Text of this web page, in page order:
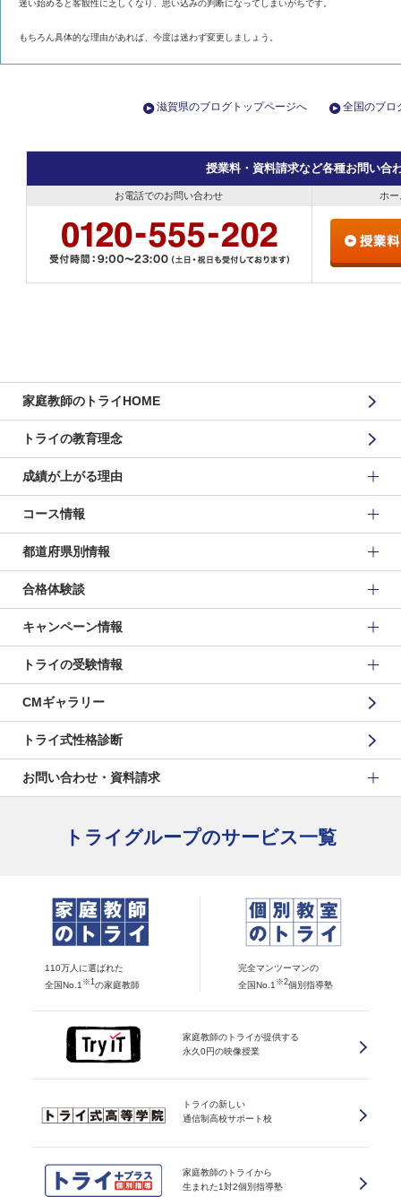
迷い始めると客観性に乏しくなり、 思い込みの判断になってしまいがちです。
もちろん具体的な理由があれば、今度は迷わず変更しましょう。
滋賀県のブログトップページへ 全国のブロ
授業料・資料請求など各種お問い合
お電話でのお問い合わせ ホ
家庭教師のトライHOME
トライの教育理念
成績が上がる理由
コース情報
都道府県別情報
合格体験談
キャンペーン情報
トライの受験情報
CMギャラリー
トライ式性格診断
お問い合わせ・資料請求
トライグループのサービス一覧
110万人に選ばれた
全国No.1 ※1 の家庭教師
完全マンツーマンの
全国No.1 ※2個別指導塾
家庭教師のトライが提供する
永久0円の映像授業
トライの新しい
通信制高校サポート校
家庭教師のトライから
生まれた1対2個別指導塾